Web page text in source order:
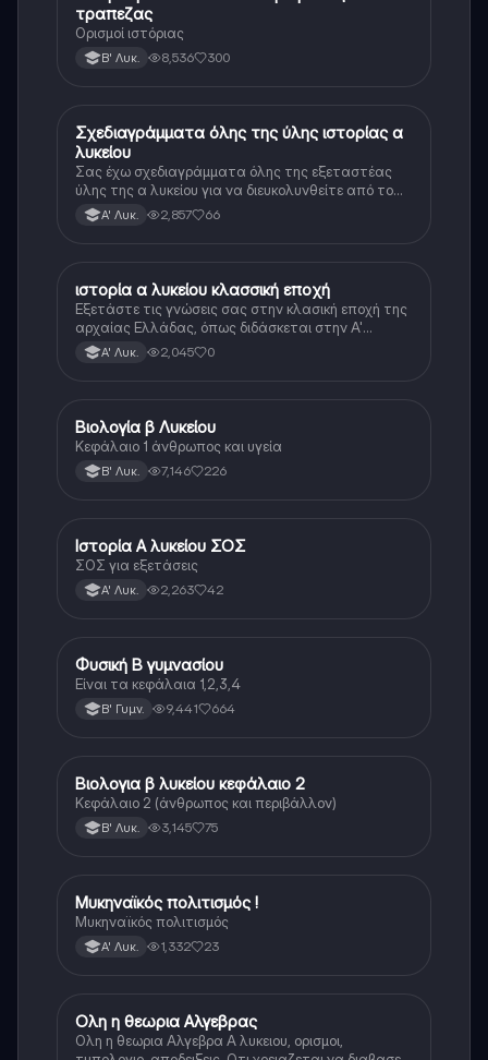
τραπεζας
Ορισμοί ιστόριας
Β' Λυκ. 8,536 300
Ιστορία
Σχεδιαγράμματα όλης της ύλης ιστορίας α
λυκείου
Σας έχω σχεδιαγράμματα όλης της εξεταστέας
ύλης της α λυκείου για να διευκολυνθείτε από το
τεράστιο βάρος του βιβλίου
Α' Λυκ. 2,857 66
Ιστορία
ιστορία α λυκείου κλασσική εποχή
Εξετάστε τις γνώσεις σας στην κλασική εποχή της
αρχαίας Ελλάδας, όπως διδάσκεται στην Α'
Λυκείου.
Α' Λυκ. 2,045 0
Βιολογία
Βιολογία β Λυκείου
Κεφάλαιο 1 άνθρωπος και υγεία
Β' Λυκ. 7,146 226
Ιστορία
Ιστορία Α λυκείου ΣΟΣ
ΣΟΣ για εξετάσεις
Α' Λυκ. 2,263 42
Φυσική
Φυσική Β γυμνασίου
Είναι τα κεφάλαια 1,2,3,4
Β' Γυμν. 9,441 664
Βιολογία
Βιολογια β λυκείου κεφάλαιο 2
Κεφάλαιο 2 (άνθρωπος και περιβάλλον)
Β' Λυκ. 3,145 75
Ιστορία
Μυκηναϊκός πολιτισμός !
Μυκηναϊκός πολιτισμός
Α' Λυκ. 1,332 23
Μαθηματικά
Ολη η θεωρια Αλγεβρας
Ολη η θεωρια Αλγεβρα Α λυκειου, ορισμοι,